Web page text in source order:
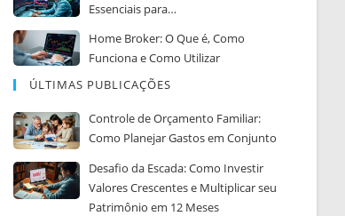
Essenciais para…
Home Broker: O Que é, Como
Funciona e Como Utilizar
ÚLTIMAS PUBLICAÇÕES
Controle de Orçamento Familiar:
Como Planejar Gastos em Conjunto
Desafio da Escada: Como Investir
Valores Crescentes e Multiplicar seu
Patrimônio em 12 Meses